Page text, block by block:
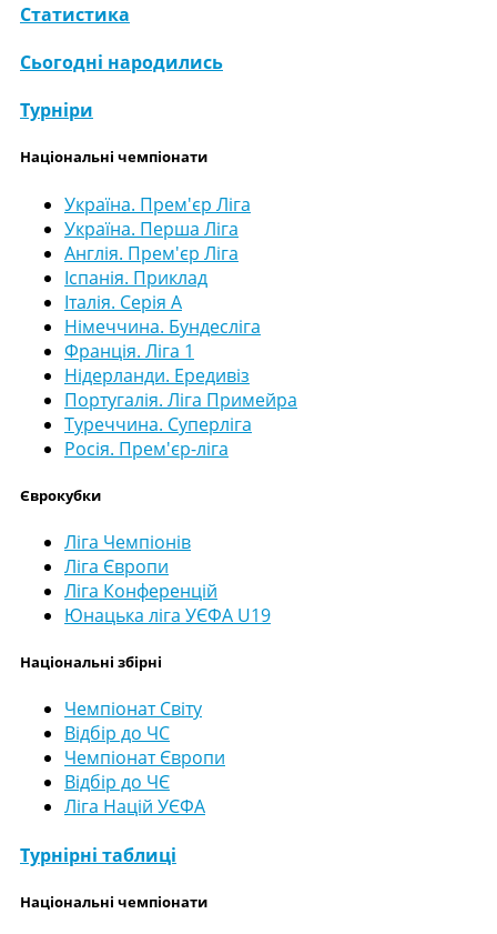
Статистика
Сьогодні народились
Турніри
Національні чемпіонати
Україна. Прем'єр Ліга
Україна. Перша Ліга
Англія. Прем'єр Ліга
Іспанія. Приклад
Італія. Серія А
Німеччина. Бундесліга
Франція. Ліга 1
Нідерланди. Ередивіз
Португалія. Ліга Примейра
Туреччина. Суперліга
Росія. Прем'єр-ліга
Єврокубки
Ліга Чемпіонів
Ліга Європи
Ліга Конференцій
Юнацька ліга УЄФА U19
Національні збірні
Чемпіонат Світу
Відбір до ЧС
Чемпіонат Європи
Відбір до ЧЄ
Ліга Націй УЄФА
Турнірні таблиці
Національні чемпіонати